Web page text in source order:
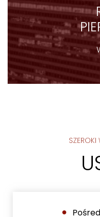
SZEROKI